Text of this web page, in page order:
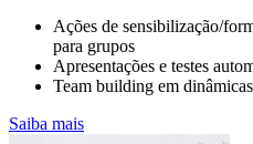
CONSUMO E
FROTA
Controlo e redução de
Ações de sensibilização/
para grupos
Apresentações e testes
Team building em
Saiba mais